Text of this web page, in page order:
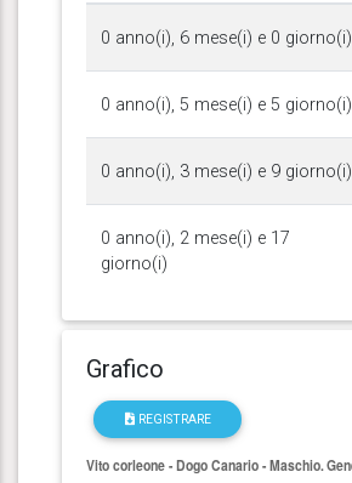
0 anno(i), 6 mese(i) e 0 giorno(i)
0 anno(i), 5 mese(i) e 5 giorno(i)
0 anno(i), 3 mese(i) e 9 giorno(i)
0 anno(i), 2 mese(i) e 17
giorno(i)
Grafico
REGISTRARE